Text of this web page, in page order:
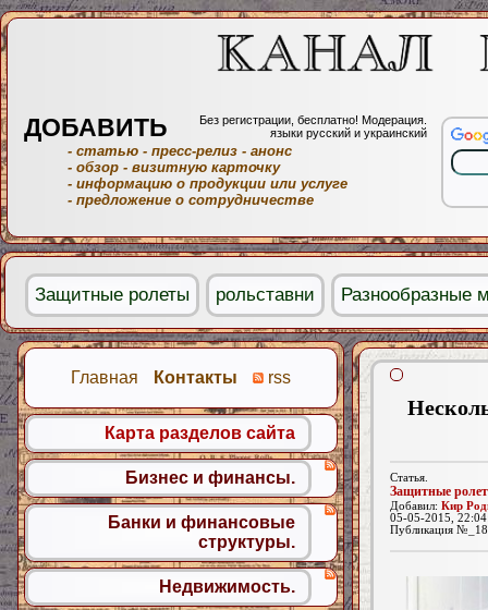
Статья.
Защитные
Добавил: Кир
05-05-2015,
Публикация
Главная Контакты rss
Карта разделов сайта
Бизнес и финансы.
Банки и финансовые
структуры.
Недвижимость.
ДОБАВИТЬ
Без регистрации, бесплатно! Модерация.
языки русский и украинский
- статью - пресс-релиз - анонс
- обзор - визитную карточку
- информацию о продукции или услуге
- предложение о сотрудничестве
Защитные ролеты рольставни Разнообразные